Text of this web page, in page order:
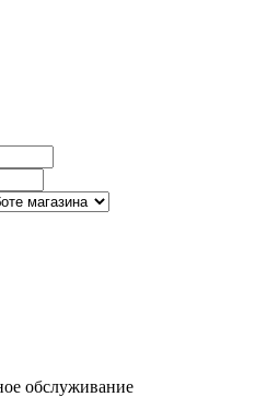
обслуживание